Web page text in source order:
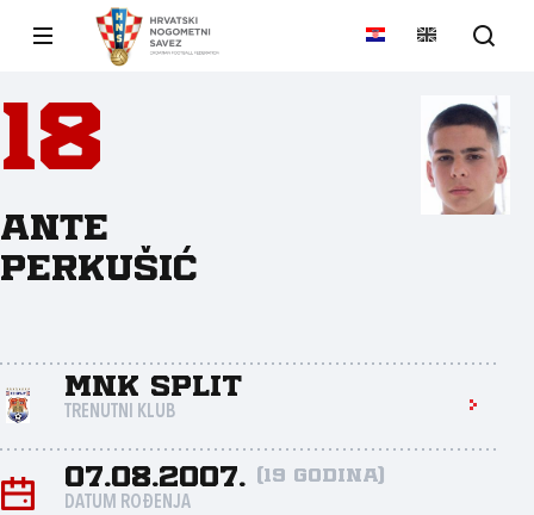
18
Ante
Perkušić
MNK Split
TRENUTNI KLUB
07.08.2007. (19 godina)
DATUM ROĐENJA